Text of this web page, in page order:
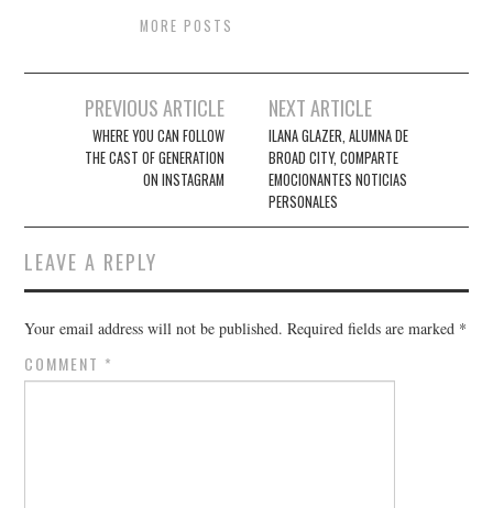
MORE POSTS
navigation
PREVIOUS ARTICLE
WHERE YOU CAN FOLLOW
THE CAST OF GENERATION
ON INSTAGRAM
NEXT ARTICLE
ILANA GLAZER, ALUMNA DE
BROAD CITY, COMPARTE
EMOCIONANTES NOTICIAS
PERSONALES
LEAVE A REPLY
Your email address will not be published. Required fields are marked *
COMMENT *